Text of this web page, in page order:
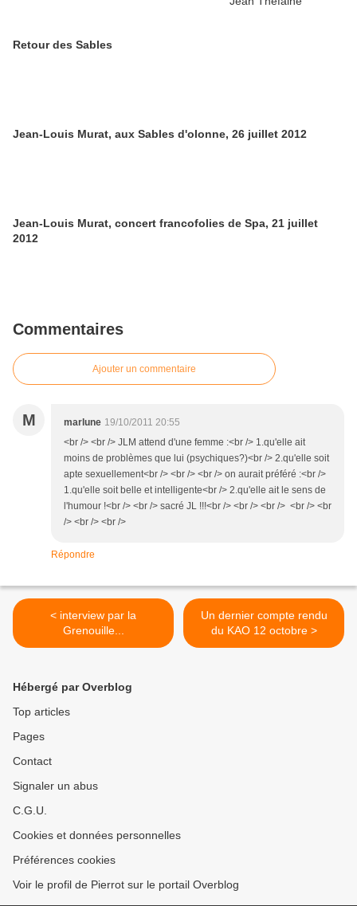
Retour des Sables
Jean-Louis Murat, aux Sables d'olonne, 26 juillet 2012
Jean-Louis Murat, concert francofolies de Spa, 21 juillet
2012
Commentaires
Ajouter un commentaire
M marlune 19/10/2011 20:55
<br /> <br /> JLM attend d'une femme :<br /> 1.qu'elle ait
moins de problèmes que lui (psychiques?)<br /> 2.qu'elle soit
apte sexuellement<br /> <br /> <br /> on aurait préféré :<br />
1.qu'elle soit belle et intelligente<br /> 2.qu'elle ait le sens de
l'humour !<br /> <br /> sacré JL !!!<br /> <br /> <br /> <br /> <br
/> <br /> <br />
Répondre
< interview par la
Grenouille...
Un dernier compte rendu
du KAO 12 octobre >
Hébergé par Overblog
Top articles
Pages
Contact
Signaler un abus
C.G.U.
Cookies et données personnelles
Préférences cookies
Voir le profil de Pierrot sur le portail Overblog